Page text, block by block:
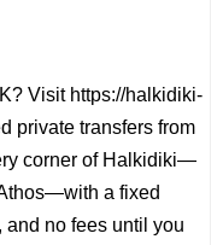
Visit https://halkidiki-
private transfers from
corner of Halkidiki—
a fixed
no fees until you